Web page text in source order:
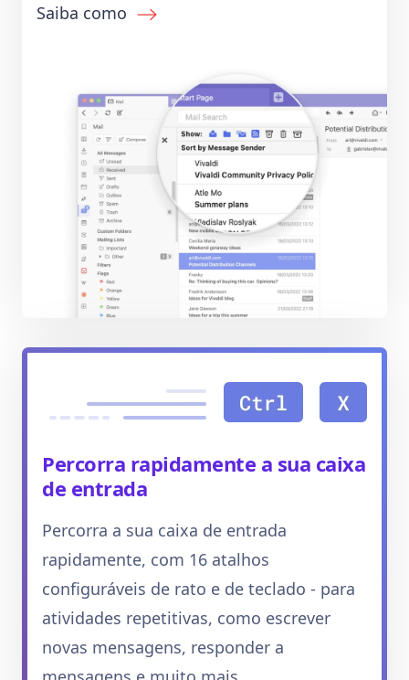
Saiba como
Percorra rapidamente a sua caixa
de entrada
Percorra a sua caixa de entrada
rapidamente, com 16 atalhos
configuráveis de rato e de teclado - para
atividades repetitivas, como escrever
novas mensagens, responder a